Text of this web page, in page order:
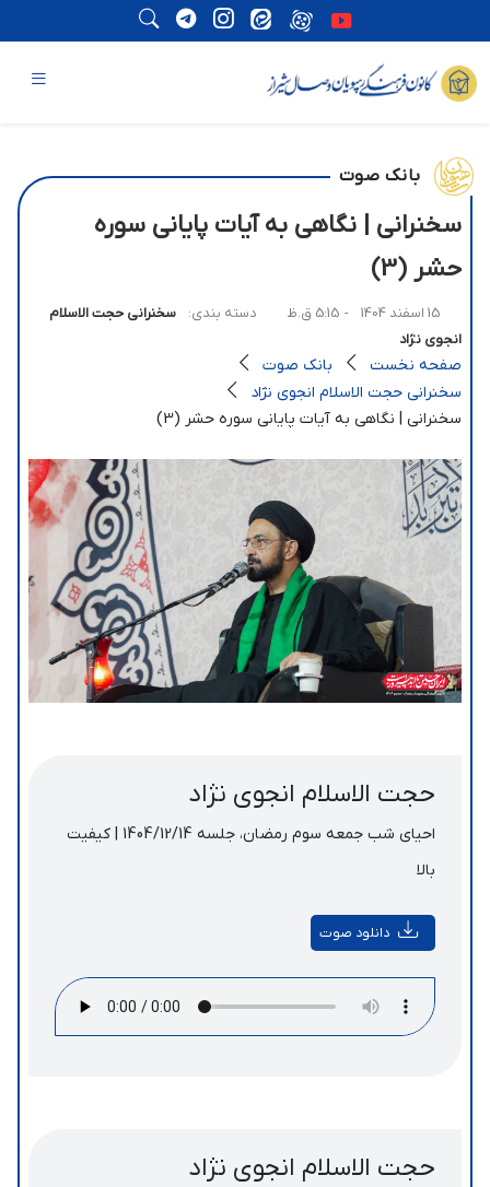
بانک صوت
سخنرانی | نگاهی به آیات پایانی سوره
حشر (3)
15 اسفند 1404 - 5:15 ق.ظ دسته بندی:
سخنرانی حجت الاسلام
انجوی نژاد
صفحه نخست
بانک صوت
سخنرانی حجت الاسلام انجوی نژاد
سخنرانی | نگاهی به آیات پایانی سوره حشر (3)
حجت الاسلام انجوی نژاد
احیای شب جمعه سوم رمضان، جلسه 1404/12/14 | کیفیت
بالا
دانلود صوت
حجت الاسلام انجوی نژاد